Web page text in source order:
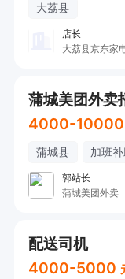
大荔县
店长
大荔县京东家
4000-10000
蒲城县 加班
郭站长
蒲城美团外卖
配送司机
4000-5000